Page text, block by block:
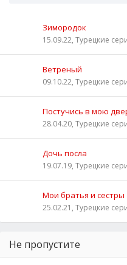
Зимородок
15.09.22, Турецкие
Ветреный
09.10.22, Турецкие
Постучись в мою
28.04.20, Турецкие
Дочь посла
19.07.19, Турецкие
Мои братья и сестры
25.02.21, Турецкие
Не пропустите